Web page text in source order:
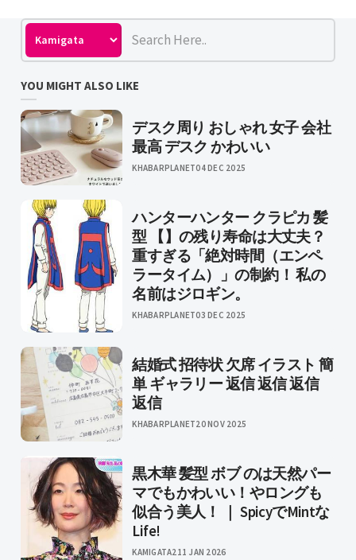
YOU MIGHT ALSO LIKE
デスク周り おしゃれ 女子 会社
最高 デスク かわいい
KHABARPLANET04 DEC 2025
ハンターハンター クラピカ 髪
型 【】の残り寿命は大丈夫？
重すぎる「絶対時間（エンペ
ラータイム）」の制約！ 私の
名前はジロギン。
KHABARPLANET03 DEC 2025
結婚式 招待状 欠席 イラスト 簡
単 ギャラリー 返信 返信 返信
返信
KHABARPLANET20 NOV 2025
黒木華 髪型 ボブ のは天然パー
マでもかわいい！やロングも
似合う美人！ ｜ SpicyでMintな
Life!
KAMIGATA211 JAN 2026